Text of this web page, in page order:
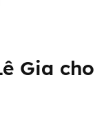
Gia cho